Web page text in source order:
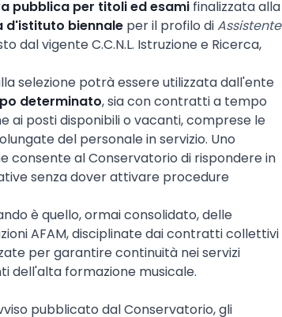
pubblica per titoli ed esami finalizzata alla
d'istituto biennale per il profilo diAssistente
dal vigente C.C.N.L. Istruzione e Ricerca,
selezione potrà essere utilizzata dall'ente
determinato, sia con contratti a tempo
ai posti disponibili o vacanti, comprese le
del personale in servizio. Uno
consente al Conservatorio di rispondere in
senza dover attivare procedure
è quello, ormai consolidato, delle
AFAM, disciplinate dai contratti collettivi
per garantire continuità nei servizi
dell'alta formazione musicale.
pubblicato dal Conservatorio, gli